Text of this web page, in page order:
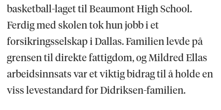
basketball-laget til Beaumont High School.
Ferdig med skolen tok hun jobb i et
forsikringsselskap i Dallas. Familien levde på
grensen til direkte fattigdom, og Mildred Ellas
arbeidsinnsats var et viktig bidrag til å holde en
viss levestandard for Didriksen-familien.